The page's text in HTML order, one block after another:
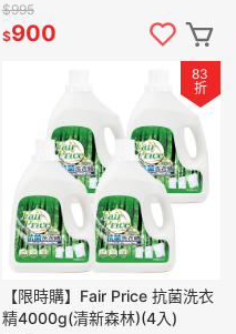
$995
$900
83
折
【限時購】Fair Price 抗菌洗衣
精4000g(清新森林)(4入)